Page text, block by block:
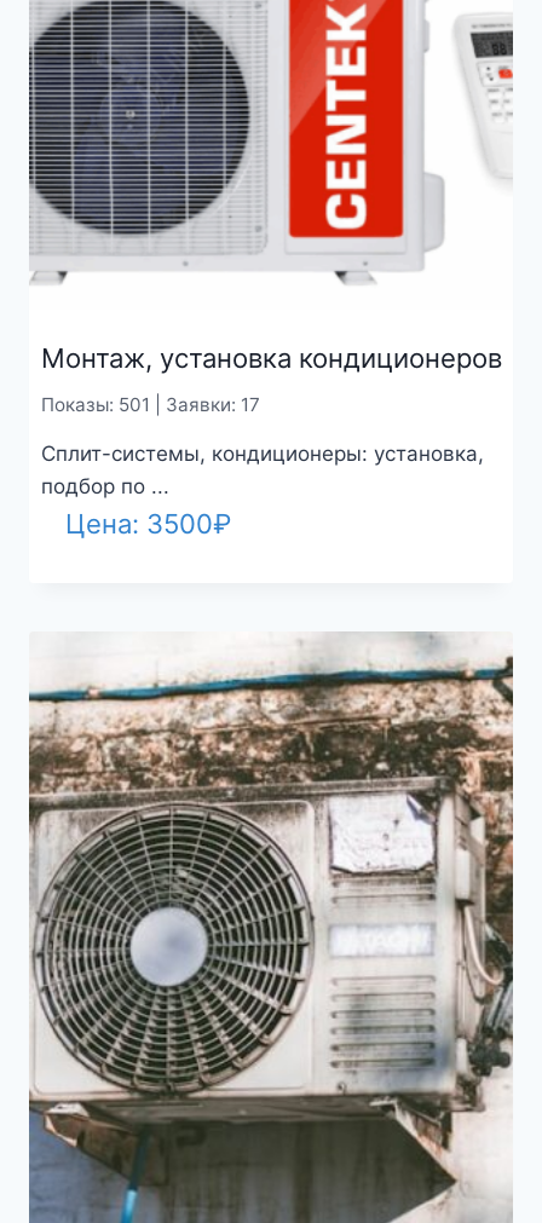
Монтаж, установка кондиционеров
Показы: 501 | Заявки: 17
Сплит-системы, кондиционеры: установка,
подбор по ...
Цена: 3500₽